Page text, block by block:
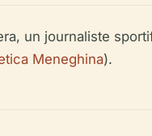
un journaliste
Meneghina).